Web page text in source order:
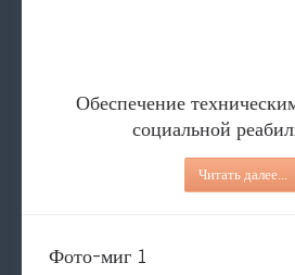
Обеспечение
социальной
Читать далее...
Фото-миг 1